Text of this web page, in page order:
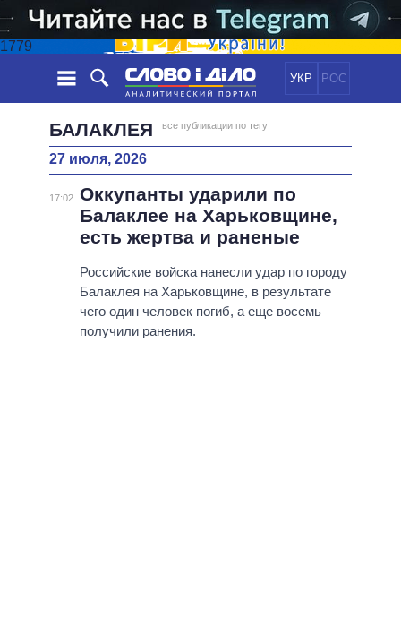
1779
УКР РОС
НОВОСТИ
ЛЕНТА
СОБЫТИЯ
СТАТЬИ
МНЕНИЯ
ОБЗОРЫ
ДАЙДЖЕСТЫ
ЭКОНОМИКА
ОБЩЕСТВО
МИР
ПОЛИТИКИ
ВСЕ ПОЛИТИКИ
ПРЕЗИДЕНТ И ОФИС
ВЕРХОВНАЯ РАДА
ИНФОГРАФИКА
БАЛАКЛЕЯ все публикации по тегу
27 июля, 2026
17:02 Оккупанты ударили по
Балаклее на Харьковщине,
есть жертва и раненые
Российские войска нанесли удар по городу
Балаклея на Харьковщине, в результате
чего один человек погиб, а еще восемь
получили ранения.